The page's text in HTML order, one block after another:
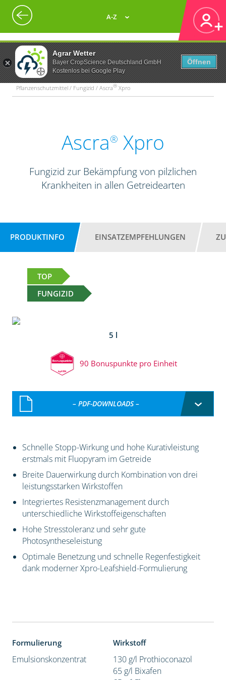
Agrar Wetter
Bayer CropScience Deutschland GmbH
Kostenlos bei Google Play
Öffnen
A-Z
Pflanzenschutzmittel / Fungizid / Ascra® Xpro
Ascra® Xpro
Fungizid zur Bekämpfung von pilzlichen
Krankheiten in allen Getreidearten
PRODUKTINFO EINSATZEMPFEHLUNGEN
TOP
FUNGIZID
5 l
90 Bonuspunkte pro Einheit
– PDF-DOWNLOADS –
Schnelle Stopp-Wirkung und hohe Kurativleistung
erstmals mit Fluopyram im Getreide
Breite Dauerwirkung durch Kombination von drei
leistungsstarken Wirkstoffen
Integriertes Resistenzmanagement durch
unterschiedliche Wirkstoffeigenschaften
Hohe Stresstoleranz und sehr gute
Photosyntheseleistung
Optimale Benetzung und schnelle Regenfestigkeit
dank moderner Xpro-Leafshield-Formulierung
Formulierung
Emulsionskonzentrat
Wirkstoff
130 g/l Prothioconazol
65 g/l Bixafen